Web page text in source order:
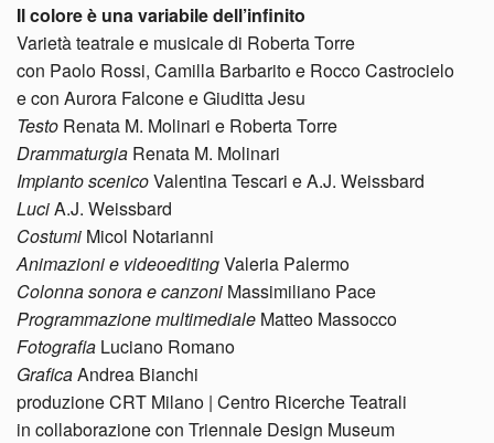
Il colore è una variabile dell’infinito
Varietà teatrale e musicale di Roberta Torre
con Paolo Rossi, Camilla Barbarito e Rocco Castrocielo
e con Aurora Falcone e Giuditta Jesu
Testo Renata M. Molinari e Roberta Torre
Drammaturgia Renata M. Molinari
Impianto scenicoValentina Tescari e A.J. Weissbard
LuciA.J. Weissbard
Costumi Micol Notarianni
Animazioni e videoeditingValeria Palermo
Colonna sonora e canzoni Massimiliano Pace
Programmazione multimediale Matteo Massocco
Fotografia Luciano Romano
GraficaAndrea Bianchi
produzione CRT Milano | Centro Ricerche Teatrali
in collaborazione con Triennale Design Museum